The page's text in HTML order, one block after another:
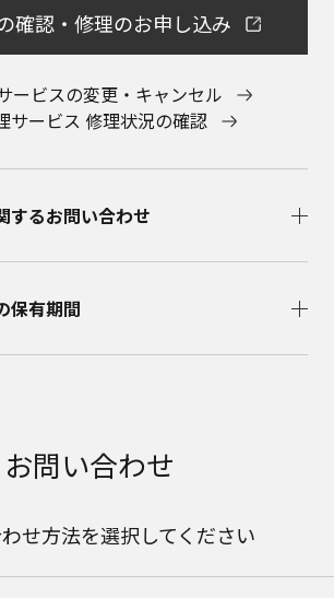
より万一損害（データの破損・業務の中
の損失などによる損害を含む）が生じ、
ることについてあらかじめ知らされた場
は一切責任を負いませんことをご了承く
トのサービスの中止、変更など
する場合があります。あらかじめご了
商品をご購入いただいたお客様のため
ウェブサイトに公開されている取扱説
確認・修理のお申し込み
ービスの変更・キャンセル
サービス 修理状況の確認
するお問い合わせ​
保有期間​
お問い合わせ
せ方法を選択してください